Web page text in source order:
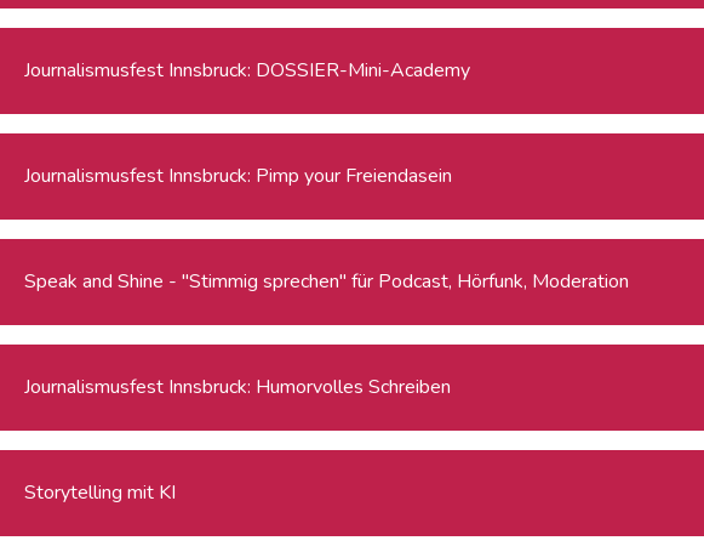
Journalismusfest Innsbruck: DOSSIER-Mini-Academy
Journalismusfest Innsbruck: Pimp your Freiendasein
Speak and Shine - "Stimmig sprechen" für Podcast, Hörfunk, Moderation
Journalismusfest Innsbruck: Humorvolles Schreiben
Storytelling mit KI